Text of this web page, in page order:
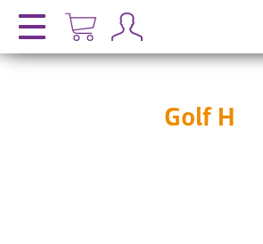
Golf H